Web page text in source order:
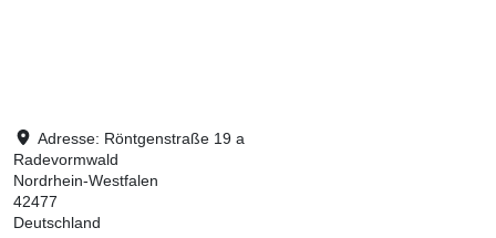
Adresse: Röntgenstraße 19 a
Radevormwald
Nordrhein-Westfalen
42477
Deutschland